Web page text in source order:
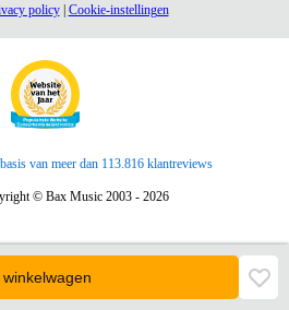
winkelwagen
policy| Cookie-instellingen
van meer dan 113.816 klantreviews
© Bax Music 2003 - 2026